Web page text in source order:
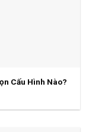
Cấu Hình Nào?